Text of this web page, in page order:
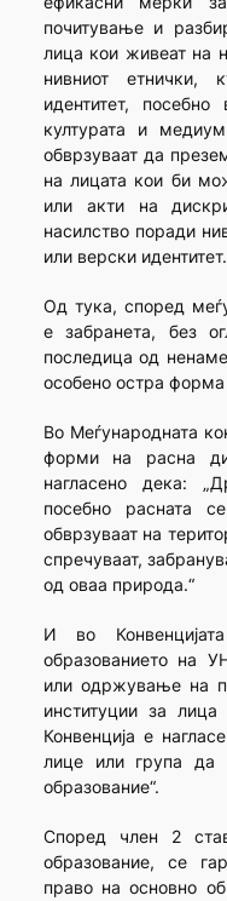
почитување и
лица кои живеат на
нивниот етнички,
идентитет,
културата и
обврзуваат да
на лицата кои би
или акти на
насилство поради
или верски идентитет.
Од тука, според
е забранета, без
последица од
особено остра
Во Меѓународната
форми на расна
нагласено дека:
посебно расната
обврзуваат на
спречуваат,
од оваа природа.“
И во
образованието на
или одржување на
институции за
Конвенција е
лице или група да
образование“.
Според член 2
образование, се
право на основно